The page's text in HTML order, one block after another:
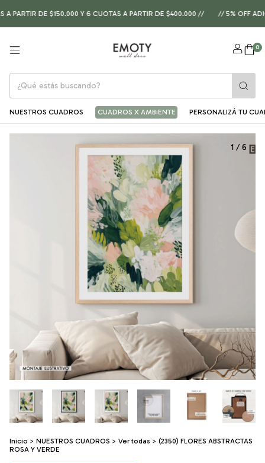
DE $150.000 Y 6 CUOTAS A PARTIR DE $400.000 // // 5% OFF
0
NUESTROS CUADROS CUADROS X AMBIENTE PERSONALIZÁ TU
1 /6
Inicio > NUESTROS CUADROS > Ver todas > (2350) FLORES ABSTRACTAS
ROSA Y VERDE